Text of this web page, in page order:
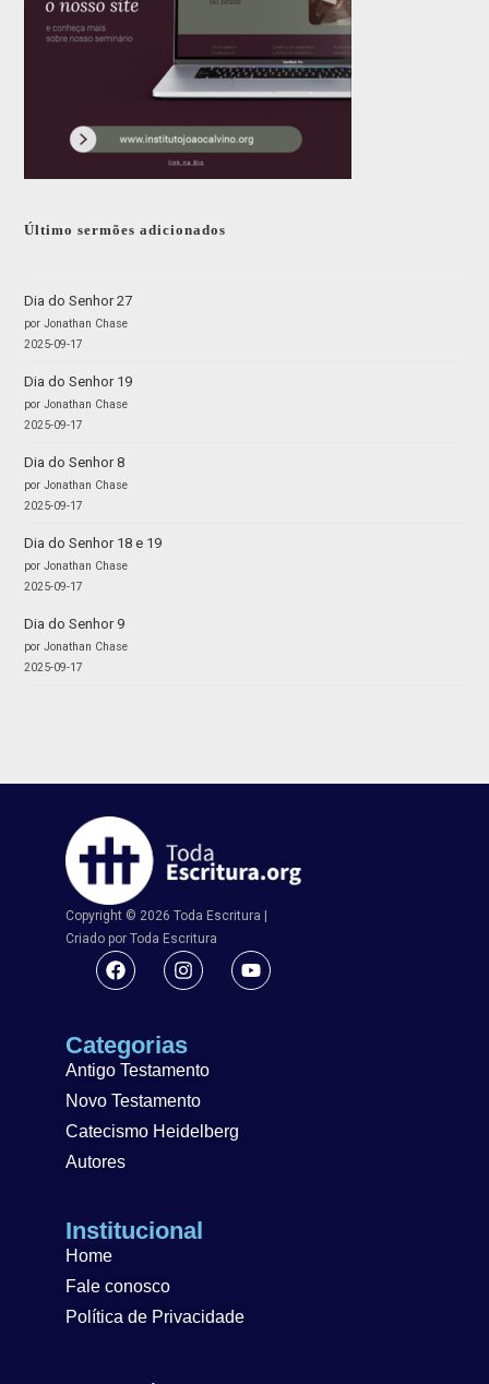
Último sermões adicionados
Dia do Senhor 27
por Jonathan Chase
2025-09-17
Dia do Senhor 19
por Jonathan Chase
2025-09-17
Dia do Senhor 8
por Jonathan Chase
2025-09-17
Dia do Senhor 18 e 19
por Jonathan Chase
2025-09-17
Dia do Senhor 9
por Jonathan Chase
2025-09-17
Copyright © 2026 Toda Escritura |
Criado por Toda Escritura
Categorias
Antigo Testamento
Novo Testamento
Catecismo Heidelberg
Autores
Institucional
Home
Fale conosco
Política de Privacidade